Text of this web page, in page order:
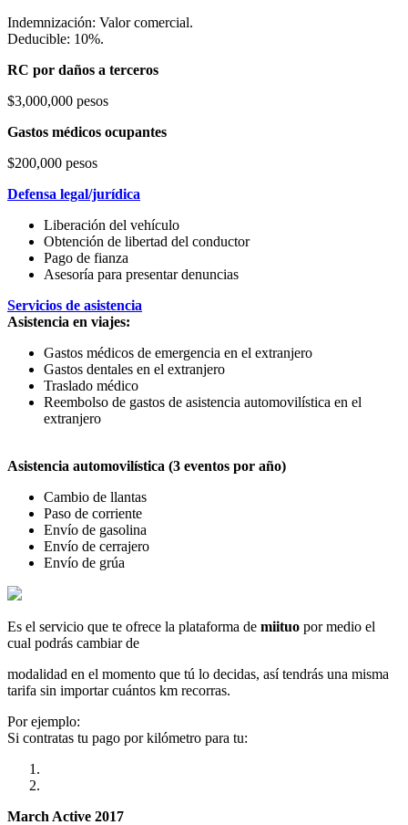
Indemnización: Valor comercial.
Deducible: 10%.
RC por daños a terceros
$3,000,000 pesos
Gastos médicos ocupantes
$200,000 pesos
Defensa legal/jurídica
Liberación del vehículo
Obtención de libertad del conductor
Pago de fianza
Asesoría para presentar denuncias
Servicios de asistencia
Asistencia en viajes:
Gastos médicos de emergencia en el extranjero
Gastos dentales en el extranjero
Traslado médico
Reembolso de gastos de asistencia automovilística en el
extranjero
Asistencia automovilística (3 eventos por año)
Cambio de llantas
Paso de corriente
Envío de gasolina
Envío de cerrajero
Envío de grúa
Es el servicio que te ofrece la plataforma de miituo por medio el
cual podrás cambiar de
modalidad en el momento que tú lo decidas, así tendrás una misma
tarifa sin importar cuántos km recorras.
Por ejemplo:
Si contratas tu pago por kilómetro para tu:
March Active 2017